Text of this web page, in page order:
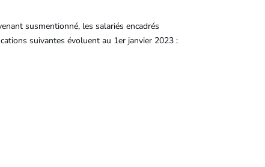
susmentionné, les salariés encadrés
suivantes évoluent au 1er janvier 2023 :